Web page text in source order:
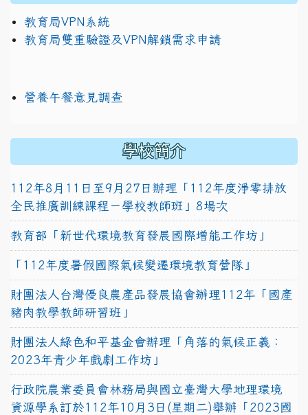
教育局VPN系統
教育局雙重驗證及VPN解鎖需求申請
營養午餐意見調查
學校簡介
112年8月11日至9月27日辦理「112年度淨零排放
全民推廣訓練課程－學校教師班」8場次
教育部「新世代環境教育發展國際增能工作坊」
「112年度暑假國際氣候變遷環境教育營隊」
財團法人台灣優良農產品發展協會辦理112年「國產
豬肉教學教師研習班」
財團法人綠色和平基金會辦理「角落的氣候正義：
2023年青少年戲劇工作坊」
行政院農業委員會林務局與國立臺灣大學地理環境
資源學系訂於112年10月3日(星期二)舉辦「2023國